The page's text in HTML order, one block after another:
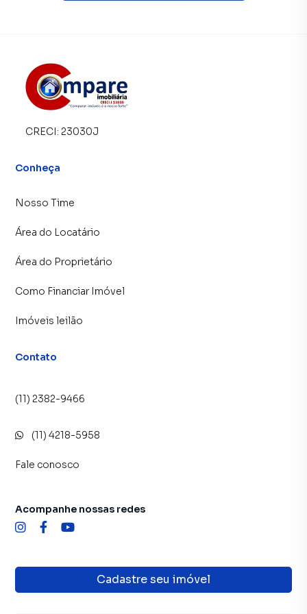
CRECI: 23030J
Conheça
Nosso Time
Área do Locatário
Área do Proprietário
Como Financiar Imóvel
Imóveis leilão
Contato
(11) 2382-9466
(11) 4218-5958
Fale conosco
Cadastre seu imóvel
Acompanhe nossas redes